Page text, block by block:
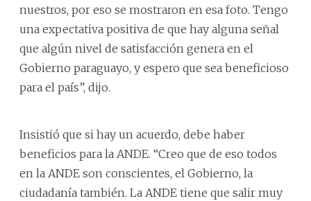
nuestros, por eso se mostraron en esa foto. Tengo
una expectativa positiva de que hay alguna señal
que algún nivel de satisfacción genera en el
Gobierno paraguayo, y espero que sea beneficioso
para el país”, dijo.
Insistió que si hay un acuerdo, debe haber
beneficios para la ANDE. “Creo que de eso todos
en la ANDE son conscientes, el Gobierno, la
ciudadanía también. La ANDE tiene que salir muy